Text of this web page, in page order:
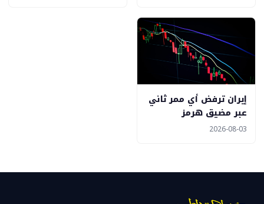
إيران ترفض أي ممر ثاني
عبر مضيق هرمز
2026-08-03